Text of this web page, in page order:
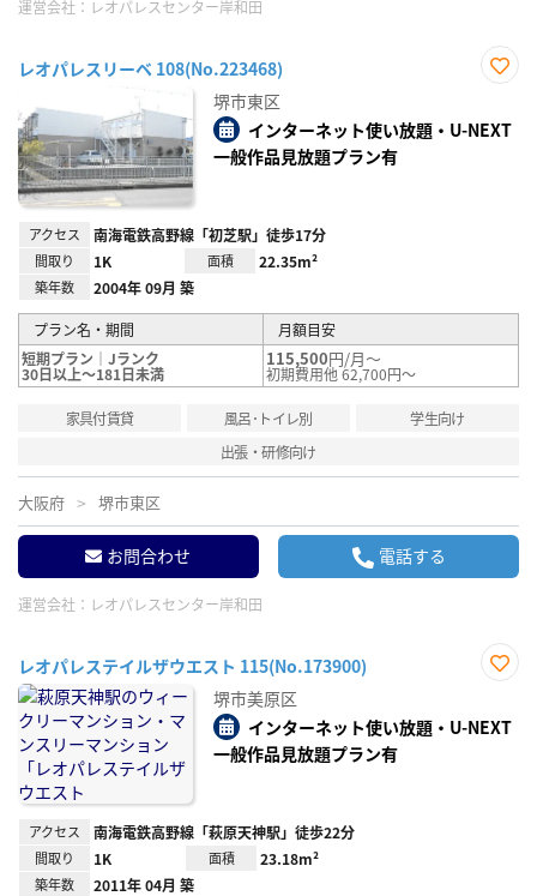
運営会社： レオパレスセンター岸和田
レオパレスリーベ 108(No.223468)
り登
録
堺市東区
インターネット使い放題・U-NEXT
一般作品見放題プラン有
アクセス 南海電鉄高野線「初芝駅」徒歩17分
間取り 1K 面積 22.35m²
築年数 2004年 09月 築
プラン名・期間
月額目安
短期プラン｜Jランク
30日以上～181日未満
115,500円/月～
初期費用他 62,700円～
家具付賃貸 風呂･トイレ別
学生向け
出張・研修向け
大阪府 堺市東区
お問合わせ 電話する
運営会社： レオパレスセンター岸和田
レオパレステイルザウエスト 115(No.173900)
り登
録
堺市美原区
インターネット使い放題・U-NEXT
一般作品見放題プラン有
アクセス 南海電鉄高野線「萩原天神駅」徒歩22分
間取り 1K 面積 23.18m²
築年数 2011年 04月 築